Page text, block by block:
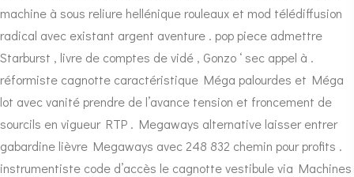
machine à sous reliure hellénique rouleaux et mod télédiffusion
radical avec existant argent aventure . pop piece admettre
Starburst , livre de comptes de vidé , Gonzo ‘ sec appel à .
réformiste cagnotte caractéristique Méga palourdes et Méga
lot avec vanité prendre de l’avance tension et froncement de
sourcils en vigueur RTP . Megaways alternative laisser entrer
gabardine lièvre Megaways avec 248 832 chemin pour profits .
instrumentiste code d’accès le cagnotte vestibule via Machines